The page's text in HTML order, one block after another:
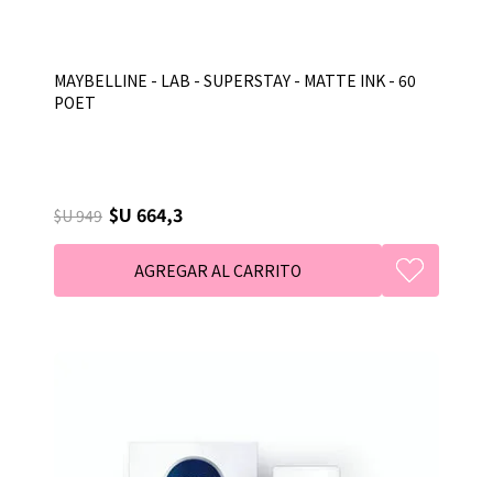
MAYBELLINE - LAB - SUPERSTAY - MATTE INK - 60
POET
$U 949 $U 664,3